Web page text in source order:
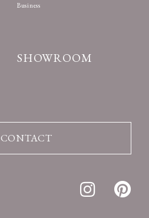
Business
SHOWROOM
CONTACT